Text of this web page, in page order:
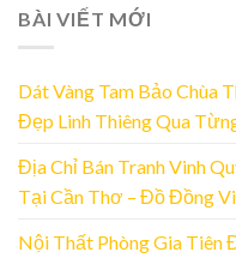
BÀI VIẾT MỚI
Dát Vàng Tam Bảo Chùa
Đẹp Linh Thiêng Qua
Địa Chỉ Bán Tranh Vinh
Tại Cần Thơ – Đồ Đồng
Nội Thất Phòng Gia Tiên